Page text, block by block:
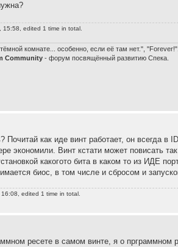
15:58, edited 1 time in total.
комнате... особенно, если её там нет.", "Forever!".
Community - форум посвящённый развитию Спека.
Почитай как иде винт работает, он всегда
экономили. Винт кстати может повисать
какогото бита в каком то из ИДЕ
биос, в том числе и сбросом и
edited 1 time in total.
ресете в самом винте, я о